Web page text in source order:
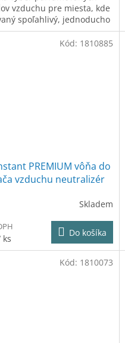
vzduchu pre miesta, kde
spoľahlivý, jednoducho
výrobok
PREMIUM vôňa do
vzduchu neutralizér
Skladem
ks
Do košíka
Kód: 1810885
Kód: 1810073